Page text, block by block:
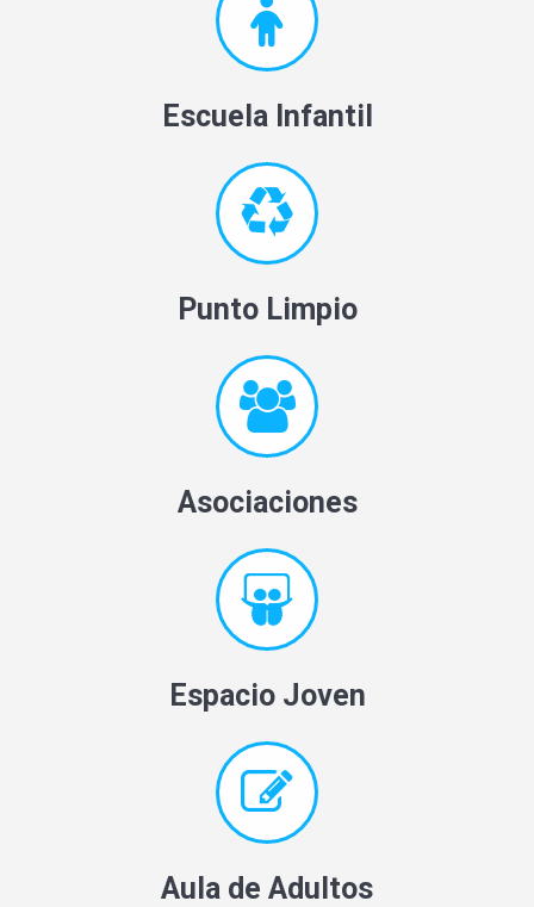
Escuela Infantil
Punto Limpio
Asociaciones
Espacio Joven
Aula de Adultos